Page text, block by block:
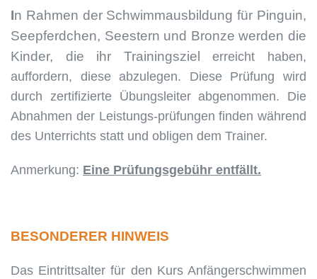
In Rahmen der Schwimmausbildung für Pinguin,
Seepferdchen, Seestern und Bronze werden die
Kinder, die ihr Trainingsziel
erreicht haben,
auffordern, diese abzulegen. Diese Prüfung wird
durch zertifizierte Übungsleiter abgenommen. Die
Abnahmen der Leistungs-prüfungen finden während
des Unterrichts statt und obligen dem Trainer.
Anmerkung: Eine Prüfungsgebühr entfällt.
BESONDERER HINWEIS
Das Eintrittsalter für den Kurs Anfängerschwimmen